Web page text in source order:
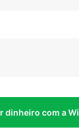
dinheiro com a